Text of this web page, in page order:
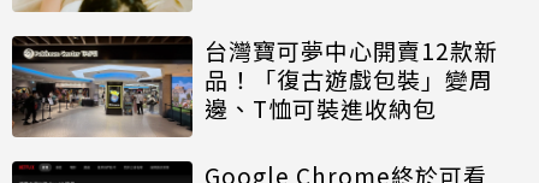
台灣寶可夢中心開賣12款新
品！「復古遊戲包裝」變周
邊、T恤可裝進收納包
Google Chrome終於可看